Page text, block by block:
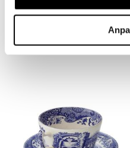
Knabstrup Colorit Kuppi
KNABSTRUP KERAMIK
13 €